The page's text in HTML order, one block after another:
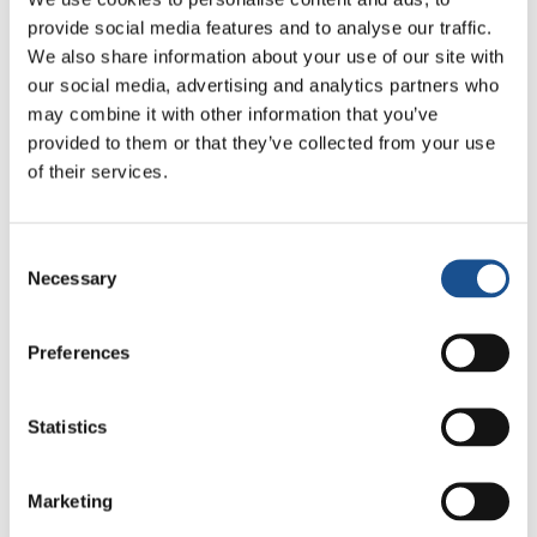
provide social media features and to analyse our traffic.
We also share information about your use of our site with
our social media, advertising and analytics partners who
may combine it with other information that you’ve
provided to them or that they’ve collected from your use
of their services.
Selection
Necessary
Preferences
Statistics
Marketing
doação e agora estamos prosseguindo há
cerca de um ano graças apenas ao que
recebemos. São doações que chegam até nós
continuamente por meio dos nossos amigos, os
quais nos oferecem arroz, ovos, galinhas,
sabonetes, doces, pizza, cobertores». Há
eles, que nunca deixam de apoiá-los. «Um dia,
para preparar as refeições para o domingo
seguinte. Naquele mesmo dia, as freiras do
seminário de Goregaon nos ligaram para dizer
que tinham arroz para o nosso projeto: 75
Outro jovem relata: «Ontem à noite, enquanto